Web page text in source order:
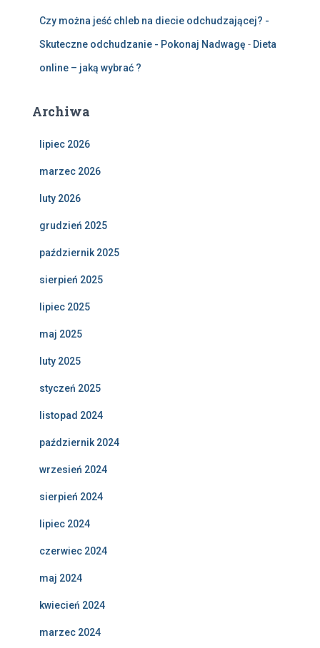
Czy można jeść chleb na diecie odchudzającej? -
Skuteczne odchudzanie - Pokonaj Nadwagę - Dieta
online – jaką wybrać ?
Archiwa
lipiec 2026
marzec 2026
luty 2026
grudzień 2025
październik 2025
sierpień 2025
lipiec 2025
maj 2025
luty 2025
styczeń 2025
listopad 2024
październik 2024
wrzesień 2024
sierpień 2024
lipiec 2024
czerwiec 2024
maj 2024
kwiecień 2024
marzec 2024